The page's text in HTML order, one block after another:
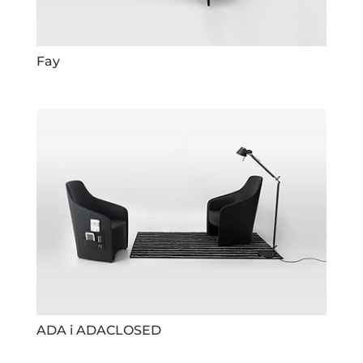
Fay
ADA i ADACLOSED